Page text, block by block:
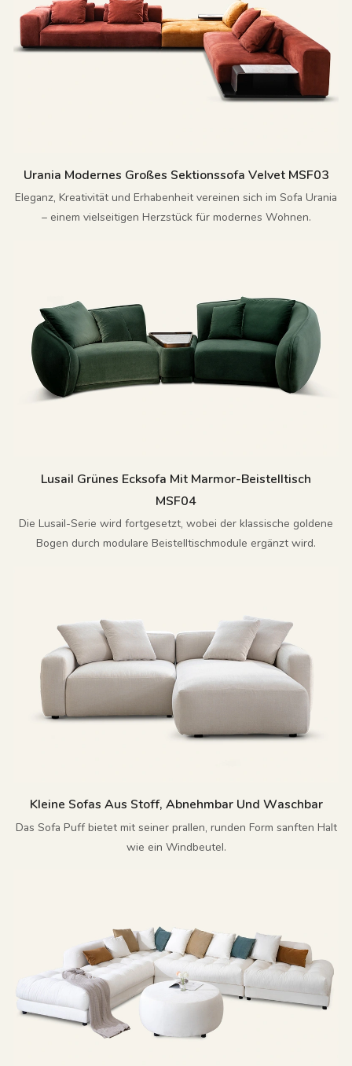
Urania Modernes Großes Sektionssofa Velvet MSF03
Eleganz, Kreativität und Erhabenheit vereinen sich im Sofa Urania
– einem vielseitigen Herzstück für modernes Wohnen.
Lusail Grünes Ecksofa Mit Marmor-Beistelltisch
MSF04
Die Lusail-Serie wird fortgesetzt, wobei der klassische goldene
Bogen durch modulare Beistelltischmodule ergänzt wird.
Kleine Sofas Aus Stoff, Abnehmbar Und Waschbar
Das Sofa Puff bietet mit seiner prallen, runden Form sanften Halt
wie ein Windbeutel.